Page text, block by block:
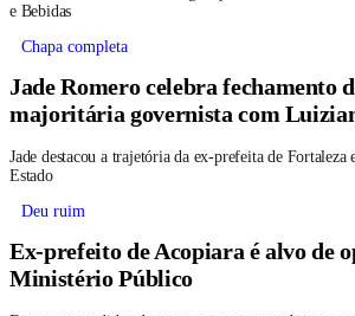
e Bebidas
Chapa completa
Jade Romero celebra fechamento
majoritária governista com
Jade destacou a trajetória da ex-prefeita de Fortaleza
Estado
Deu ruim
Ex-prefeito de Acopiara é alvo de
Ministério Público